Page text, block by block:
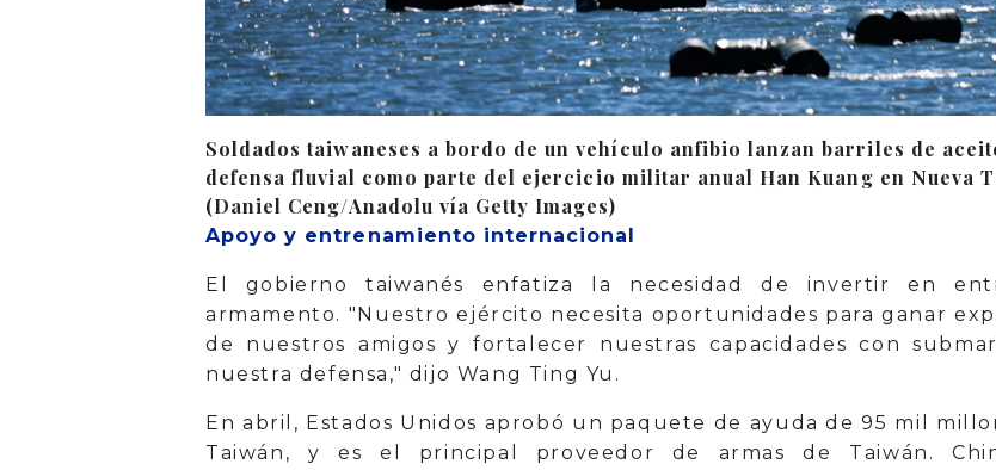
Soldados taiwaneses a bordo de un vehículo anfibio lanzan barriles de
defensa fluvial como parte del ejercicio militar anual Han Kuang en Nueva
(Daniel Ceng/Anadolu vía Getty Images)
Apoyo y entrenamiento internacional
El gobierno taiwanés enfatiza la necesidad de invertir en
armamento. "Nuestro ejército necesita oportunidades para ganar
de nuestros amigos y fortalecer nuestras capacidades con
nuestra defensa," dijo Wang Ting Yu.
En abril, Estados Unidos aprobó un paquete de ayuda de 95 mil
Taiwán, y es el principal proveedor de armas de Taiwán.